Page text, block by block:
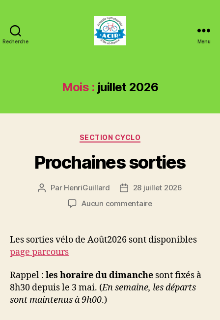
Recherche Menu
Mois : juillet 2026
Catégories
SECTION CYCLO
Prochaines sorties
Auteur
Par HenriGuillard
Date28 juillet 2026
Aucun commentairesur
Les sorties vélo de Août2026 sont disponibles
page parcours
Rappel : les horaire du dimanche sont fixés à
8h30 depuis le 3 mai. (En semaine, les départs
sont maintenus à 9h00.)